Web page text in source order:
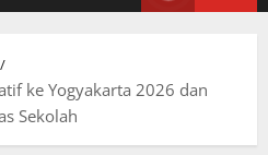
ke Yogyakarta 2026 dan
Sekolah